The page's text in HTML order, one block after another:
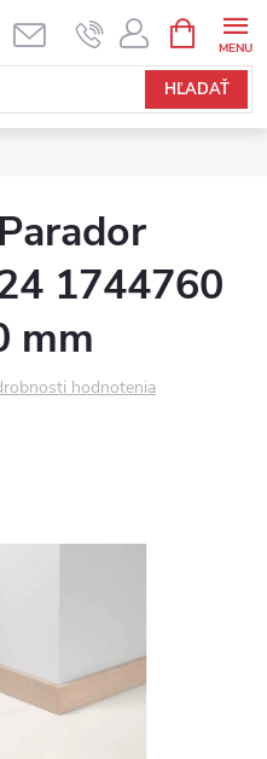
HĽADAŤ
1744760
mm
hodnotenia